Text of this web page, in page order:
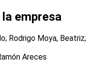
empresa
Rodrigo Moya, Beatriz;
Areces